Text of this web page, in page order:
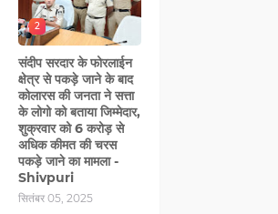
2
संदीप सरदार के फोरलाईन
क्षेत्र से पकड़े जाने के बाद
कोलारस की जनता ने सत्ता
के लोगो को बताया जिम्मेदार,
शुक्रवार को 6 करोड़ से
अधिक कीमत की चरस
पकड़े जाने का मामला -
Shivpuri
सितंबर 05, 2025